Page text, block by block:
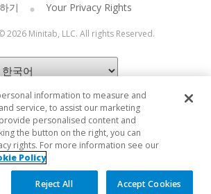
기
Your Privacy Rights
2026 Minitab, LLC. All rights Reserved.
information to measure and
service, to assist our marketing
personalised content and
the button on the right, you can
rights. For more information see our
Policy
Reject All Accept Cookies